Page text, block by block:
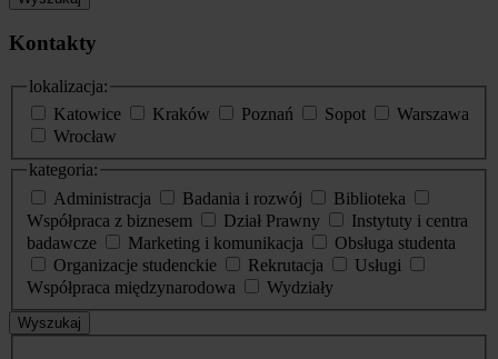
Kontakty
lokalizacja:
Katowice
Kraków Poznań Sopot
Warszawa
Wrocław
kategoria:
Administracja
Badania i rozwój
Biblioteka
Współpraca z biznesem
Dział Prawny
Instytuty i centra
badawcze
Marketing i komunikacja
Obsługa studenta
Organizacje studenckie
Rekrutacja
Usługi
Współpraca międzynarodowa
Wydziały
Wyszukaj